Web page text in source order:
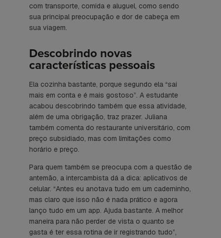
com transporte, comida e aluguel, como sendo
sua principal preocupação e dor de cabeça em
sua viagem.
Descobrindo novas
características pessoais
Ela cozinha bastante, porque segundo ela “sai
mais em conta e é mais gostoso”. A estudante
acabou descobrindo também que essa atividade,
além de uma obrigação, traz prazer. Juliana
também comenta do restaurante universitário, com
preço subsidiado, mas com limitações como
horário e preço.
Para quem também se preocupa com a questão de
antemão, a intercambista dá a dica: aplicativos de
celular. “Antes eu anotava tudo em um caderninho,
mas claro que isso não é nada prático e agora
lanço tudo em um app. Ajuda bastante. A melhor
maneira para não perder de vista o quanto se
gasta é ter essa rotina de ir registrando tudo”,